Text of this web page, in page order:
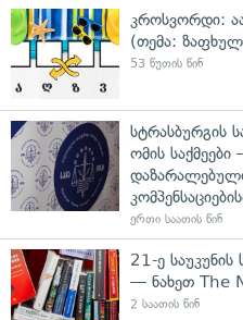
კროსვორდი:
(თემა:
53 წუთის წინ
სტრასბურგის
ომის
ერთი საათის წინ
21-ე
— ნახეთ The
2 საათის წინ